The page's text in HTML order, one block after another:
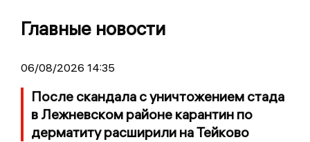
Главные новости
06/08/2026 14:35
После скандала с уничтожением стада
в Лежневском районе карантин по
дерматиту расширили на Тейково